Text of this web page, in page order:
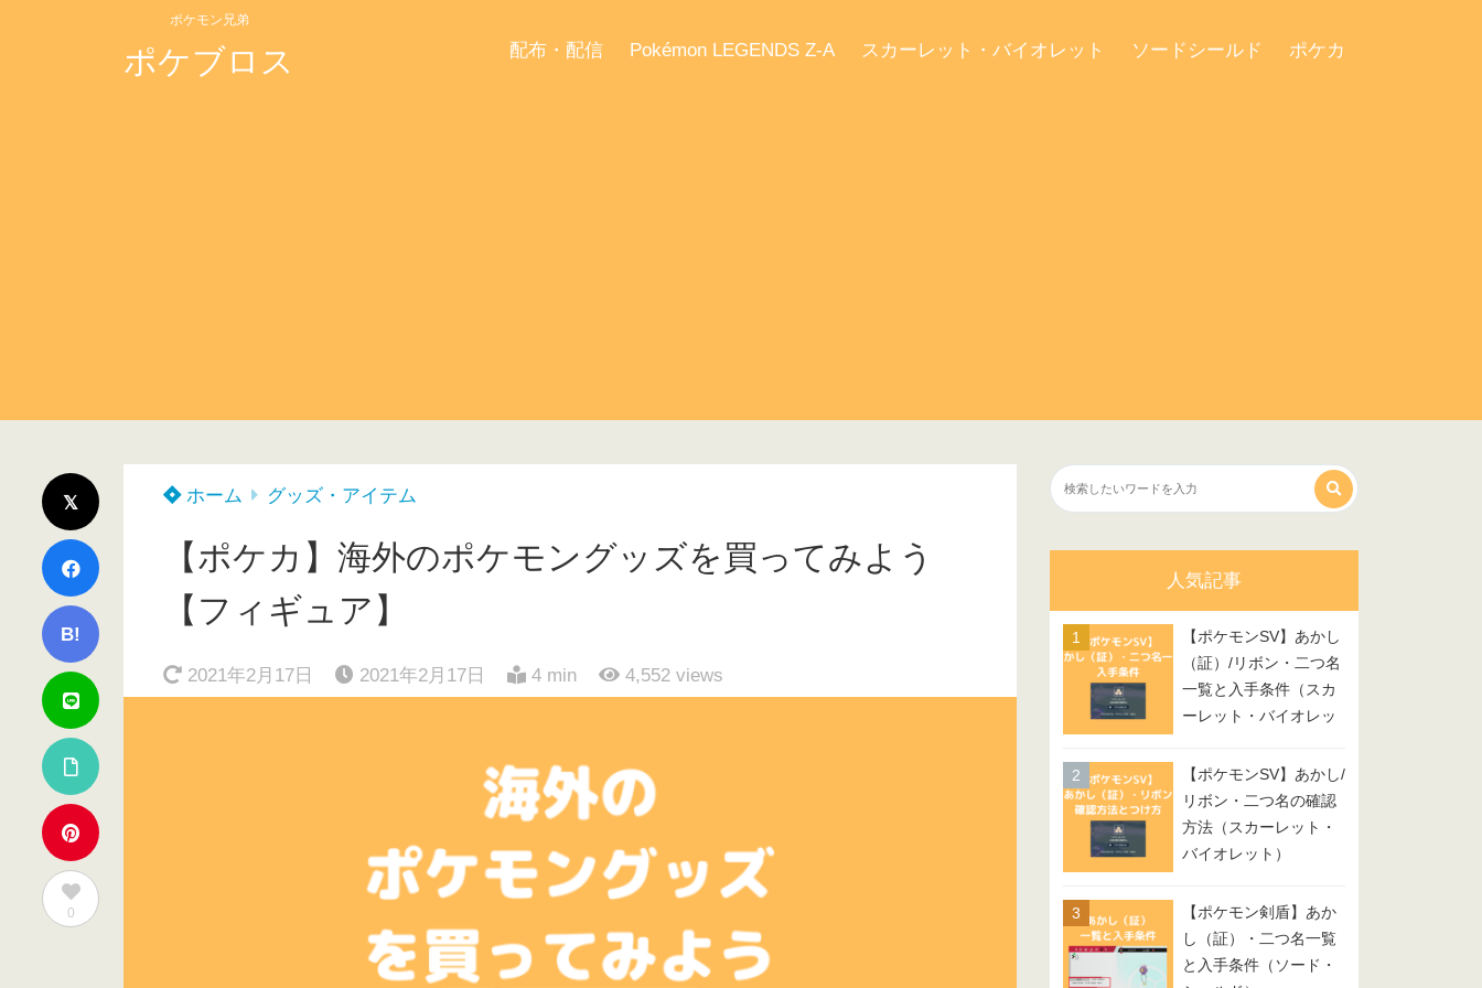
ポケモン兄弟
ポケブロス 配布・配信 Pokémon LEGENDS Z-A スカーレット・バイオレット ソードシールド ポケカ
B!
0
ホーム グッズ・アイテム
【ポケカ】海外のポケモングッズを買ってみよう
【フィギュア】
2021年2月17日 2021年2月17日 4 min 4,552 views
人気記事
【ポケモンSV】あかし
（証）/リボン・二つ名
一覧と入手条件（スカ
ーレット・バイオレッ
【ポケモンSV】あかし/
リボン・二つ名の確認
方法（スカーレット・
バイオレット）
【ポケモン剣盾】あか
し（証）・二つ名一覧
と入手条件（ソード・